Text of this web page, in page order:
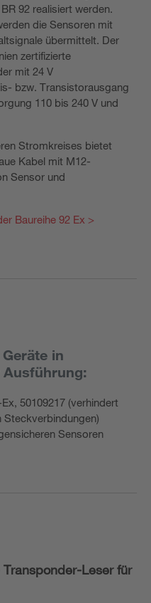
92 realisiert werden.
die Sensoren mit
übermittelt. Der
zertifizierte
mit 24 V
bzw. Transistorausgang
110 bis 240 V und
Stromkreises bietet
Kabel mit M12-
Sensor und
Baureihe 92 Ex >
in
50109217 (verhindert
Sensoren
Leser für